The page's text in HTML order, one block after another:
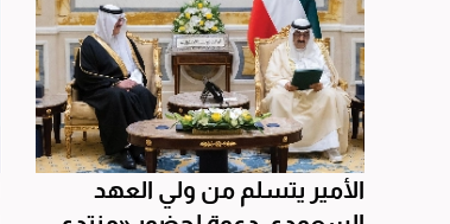
الأمير يتسلم من ولي العهد